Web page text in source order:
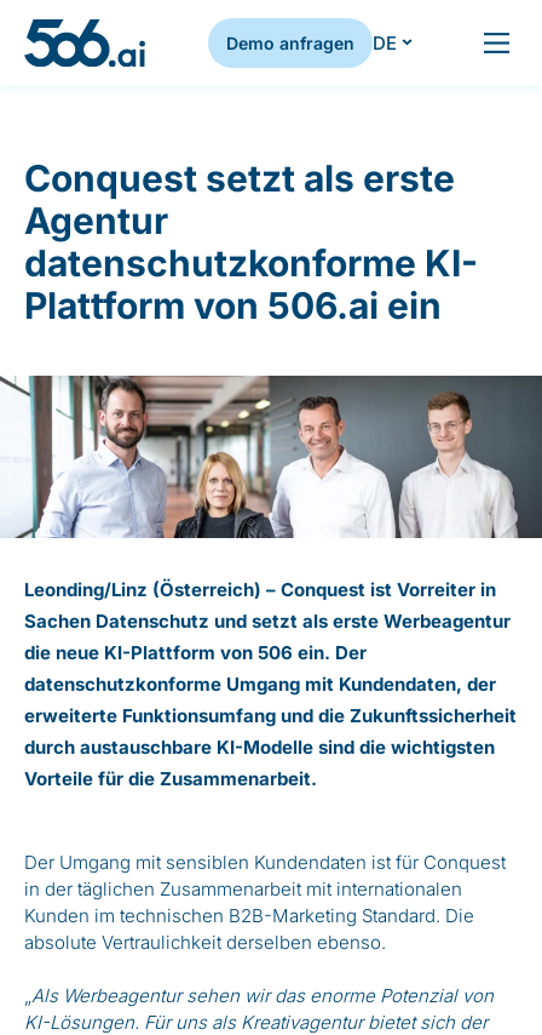
Demo anfragen DE
Conquest setzt als erste
Agentur
datenschutzkonforme KI-
Plattform von 506.ai ein
Leonding/Linz (Österreich) – Conquest ist Vorreiter in
Sachen Datenschutz und setzt als erste Werbeagentur
die neue KI-Plattform von 506 ein. Der
datenschutzkonforme Umgang mit Kundendaten, der
erweiterte Funktionsumfang und die Zukunftssicherheit
durch austauschbare KI-Modelle sind die wichtigsten
Vorteile für die Zusammenarbeit.
Der Umgang mit sensiblen Kundendaten ist für Conquest
in der täglichen Zusammenarbeit mit internationalen
Kunden im technischen B2B-Marketing Standard. Die
absolute Vertraulichkeit derselben ebenso.
„Als Werbeagentur sehen wir das enorme Potenzial von
KI-Lösungen. Für uns als Kreativagentur bietet sich der